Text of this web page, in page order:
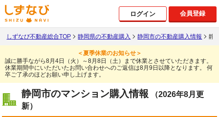
ログイン 会員登録
しずなび不動産総合TOP 静岡県の不動産購入 静岡市の不動産購入情報 静
＜夏季休業のお知らせ＞
誠に勝手ながら8月4日（火）～8月8日（土）まで休業とさせていただきます。
休業期間中にいただいたお問い合わせへのご返信は8月9日以降となります。
何
卒ご了承のほどお願い申し上げます。
静岡市のマンション購入情報
（2026年8月更
新）